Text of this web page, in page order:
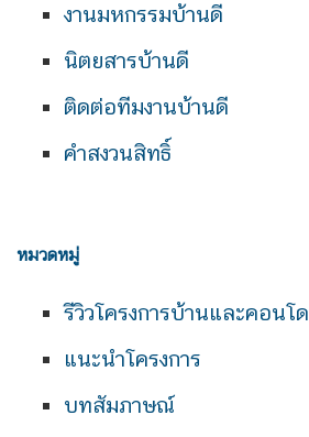
งานมหกรรมบ้านดี
นิตยสารบ้านดี
ติดต่อทีมงานบ้านดี
คำสงวนสิทธิ์
หมวดหมู่
รีวิวโครงการบ้านและคอนโด
แนะนำโครงการ
บทสัมภาษณ์